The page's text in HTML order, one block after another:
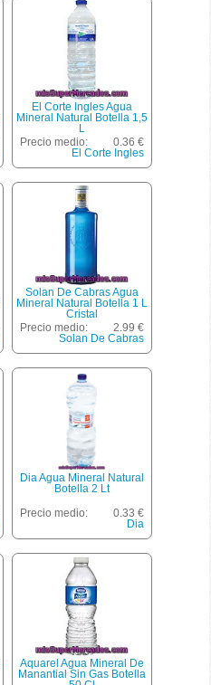
El Corte Ingles Agua
Mineral Natural Botella 1,5
L
Precio medio:
0.36 €
El Corte Ingles
Solan De Cabras Agua
Mineral Natural Botella 1 L
Cristal
Precio medio:
2.99 €
Solan De Cabras
Dia Agua Mineral Natural
Botella 2 Lt
Precio medio:
0.33 €
Dia
Aquarel Agua Mineral De
Manantial Sin Gas Botella